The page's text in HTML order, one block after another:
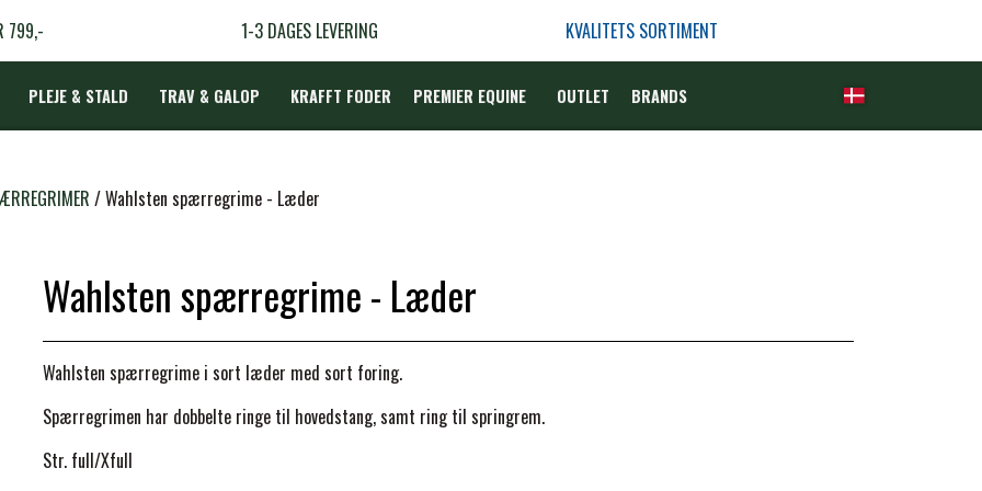
799,- 1-3 DAGES LEVERING KVALITETS SORTIMENT
PLEJE & STALD TRAV & GALOP KRAFFT FODER PREMIER EQUINE OUTLET BRANDS
Wahlsten spærregrime - Læder
Wahlsten spærregrime - Læder
Wahlsten spærregrime i sort læder med sort foring.
Spærregrimen har dobbelte ringe til hovedstang, samt ring til springrem.
Str. full/Xfull